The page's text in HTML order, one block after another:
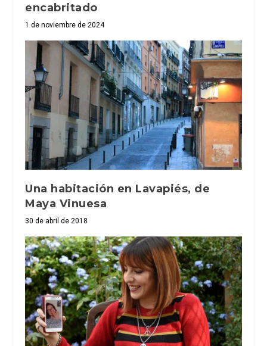
encabritado
1 de noviembre de 2024
Una habitación en Lavapiés, de
Maya Vinuesa
30 de abril de 2018